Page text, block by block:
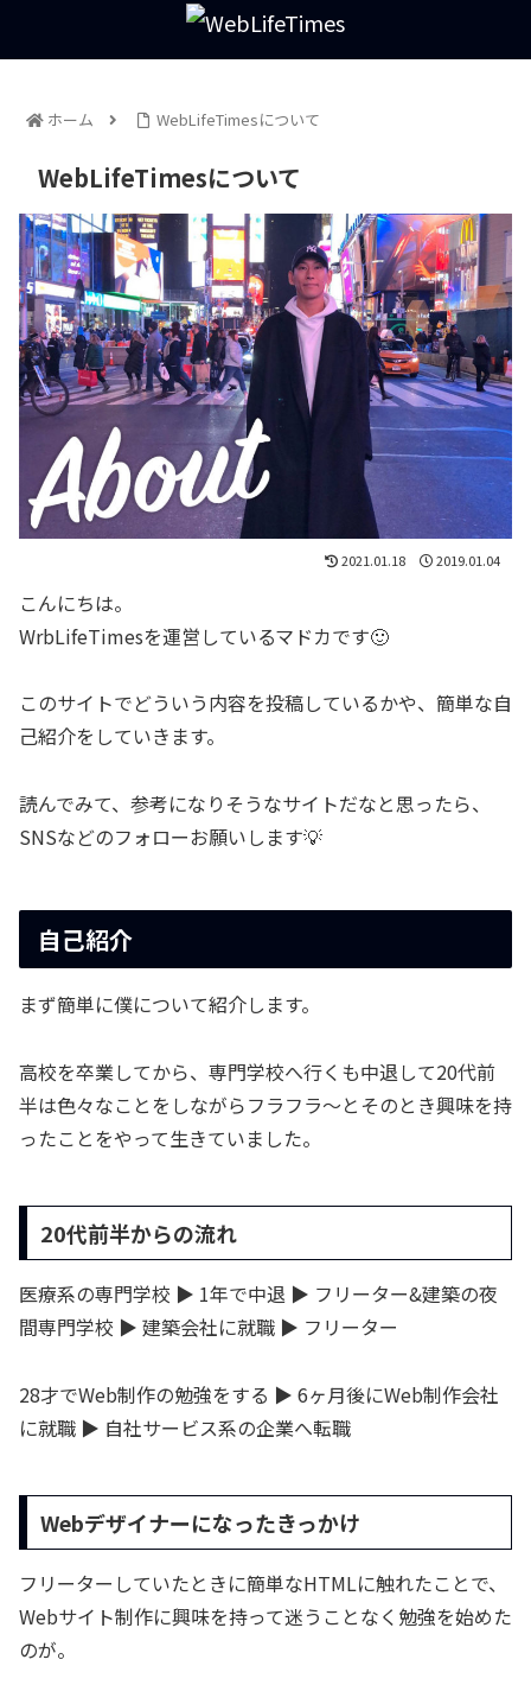
ホーム WebLifeTimesについて
WebLifeTimesについて
2021.01.18 2019.01.04
こんにちは。
WrbLifeTimesを運営しているマドカです🙂
このサイトでどういう内容を投稿しているかや、簡単な自
己紹介をしていきます。
読んでみて、参考になりそうなサイトだなと思ったら、
SNSなどのフォローお願いします💡
自己紹介
まず簡単に僕について紹介します。
高校を卒業してから、専門学校へ行くも中退して20代前
半は色々なことをしながらフラフラ〜とそのとき興味を持
ったことをやって生きていました。
20代前半からの流れ
医療系の専門学校 ▶︎ 1年で中退 ▶︎ フリーター&建築の夜
間専門学校 ▶︎ 建築会社に就職 ▶︎ フリーター
28才でWeb制作の勉強をする ▶︎ 6ヶ月後にWeb制作会社
に就職 ▶︎ 自社サービス系の企業へ転職
Webデザイナーになったきっかけ
フリーターしていたときに簡単なHTMLに触れたことで、
Webサイト制作に興味を持って迷うことなく勉強を始めた
のが。